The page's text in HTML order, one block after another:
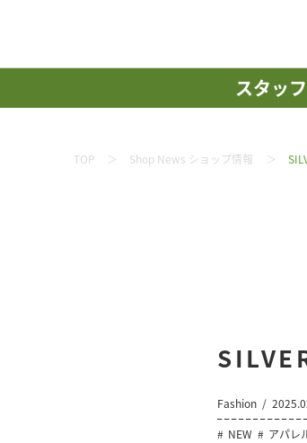
スタッ
TOP Shop News ショップ情報
Fashion
NEW
アパレ